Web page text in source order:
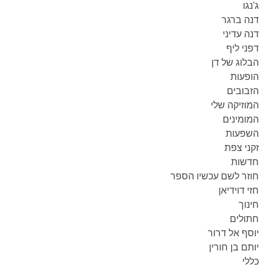
ג'נגו
דנה ברגר
דנה עדיני
דפני ליף
הבלוג של דן
הופעות
הזבובים
המוזיקה שלי
המומינים
השפעות
זקני צפת
חדשות
חוזר לשם עכשיו הספר
חזי דוידיאן
חינוך
חתולים
יוסף אל דרור
יותם בן חורין
כללי